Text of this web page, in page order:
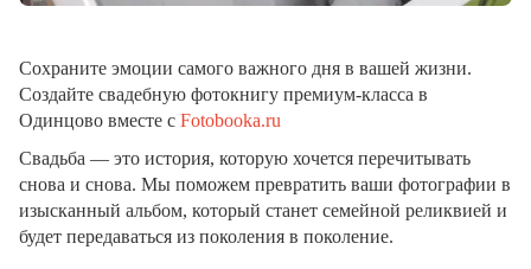
Сохраните эмоции самого важного дня в вашей жизни.
Создайте свадебную фотокнигу премиум-класса в
Одинцово вместе с Fotobooka.ru
Свадьба — это история, которую хочется перечитывать
снова и снова. Мы поможем превратить ваши фотографии в
изысканный альбом, который станет семейной реликвией и
будет передаваться из поколения в поколение.